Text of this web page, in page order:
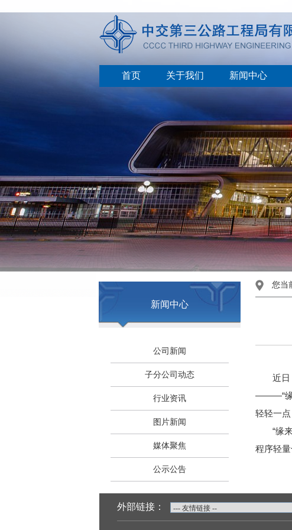
首页 关于我们 新闻中心
新闻中心
公司新闻
子分公司动态
行业资讯
图片新闻
媒体聚焦
公示公告
您当
近
———“缘
轻轻一点
“缘
程序轻
外部链接：